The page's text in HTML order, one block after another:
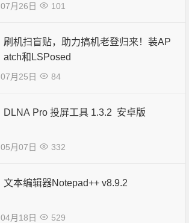
07月26日 101
刷机扫盲贴，助力搞机老登归来！装AP
atch和LSPosed
07月25日 84
DLNA Pro 投屏工具 1.3.2 安卓版
05月07日 332
文本编辑器Notepad++ v8.9.2
04月18日 529